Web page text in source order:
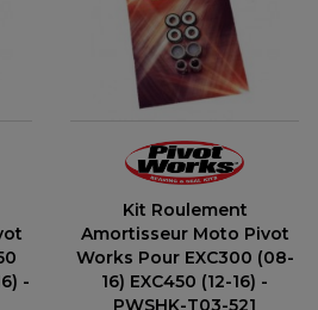
UNIVERSEL
DE GUIDON
ARTIC CAT
CAN-AM
CROSS ET ENDURO
-
Kit Roulement
Amortisseur Moto Pivot
Works Pour EXC300 (08-
16) EXC450 (12-16) -